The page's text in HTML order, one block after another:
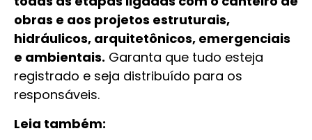
obras e aos projetos estruturais,
hidráulicos, arquitetônicos, emergenciais
e ambientais. Garanta que tudo esteja
registrado e seja distribuído para os
responsáveis.
Leia também: